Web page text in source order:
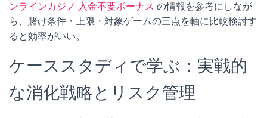
ンラインカジノ 入金不要ボーナス の情報を参考にしなが
ら、賭け条件・上限・対象ゲームの三点を軸に比較検討す
ると効率がいい。
ケーススタディで学ぶ：実戦的
な消化戦略とリスク管理